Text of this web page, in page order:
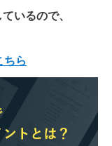
いるので、
ちら